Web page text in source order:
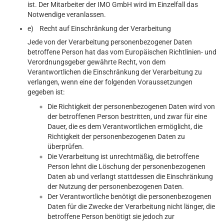
ist. Der Mitarbeiter der IMO GmbH wird im Einzelfall das
Notwendige veranlassen.
e) Recht auf Einschränkung der Verarbeitung
Jede von der Verarbeitung personenbezogener Daten
betroffene Person hat das vom Europäischen Richtlinien- und
Verordnungsgeber gewährte Recht, von dem
Verantwortlichen die Einschränkung der Verarbeitung zu
verlangen, wenn eine der folgenden Voraussetzungen
gegeben ist:
Die Richtigkeit der personenbezogenen Daten wird von
der betroffenen Person bestritten, und zwar für eine
Dauer, die es dem Verantwortlichen ermöglicht, die
Richtigkeit der personenbezogenen Daten zu
überprüfen.
Die Verarbeitung ist unrechtmäßig, die betroffene
Person lehnt die Löschung der personenbezogenen
Daten ab und verlangt stattdessen die Einschränkung
der Nutzung der personenbezogenen Daten.
Der Verantwortliche benötigt die personenbezogenen
Daten für die Zwecke der Verarbeitung nicht länger, die
betroffene Person benötigt sie jedoch zur